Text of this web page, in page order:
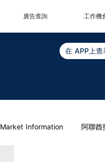
廣告查詢 工作機
在 APP上查
Market Information 阿聯酋